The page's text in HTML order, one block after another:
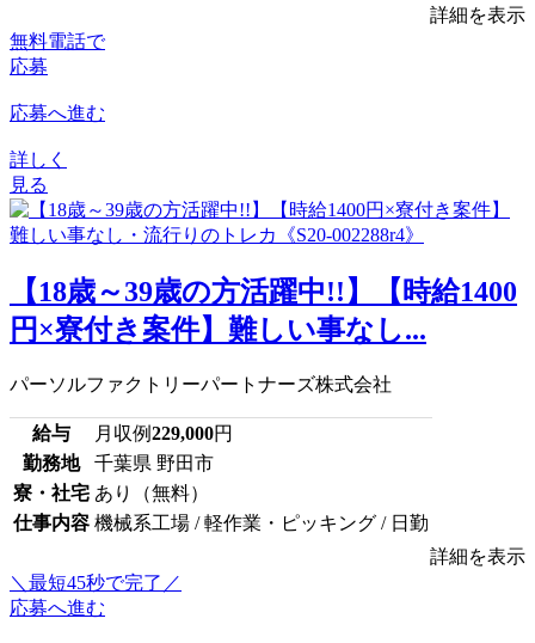
詳細を表示
無料電話で
応募
応募へ進む
詳しく
見る
【18歳～39歳の方活躍中!!】【時給1400
円×寮付き案件】難しい事なし...
パーソルファクトリーパートナーズ株式会社
給与 月収例229,000円
勤務地
千葉県 野田市
寮・社宅 あり（無料）
仕事内容 機械系工場 / 軽作業・ピッキング / 日勤
詳細を表示
＼最短45秒で完了／
応募へ進む